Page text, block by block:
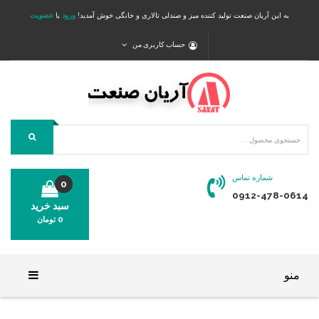
به این آریان صنعت تولید کننده میز و صندلی تالاری و خانگی خوش آمدید! ورود یا عضویت
حساب کاربری من
شماره تماس
0912-478-0614
سبد خرید
0
0 تومان
منو